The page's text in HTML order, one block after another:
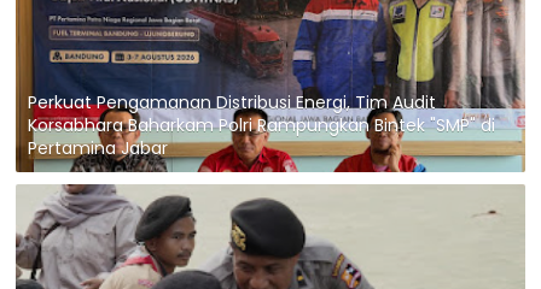
Perkuat Pengamanan Distribusi Energi, Tim Audit
Korsabhara Baharkam Polri Rampungkan Bintek "SMP" di
Pertamina Jabar